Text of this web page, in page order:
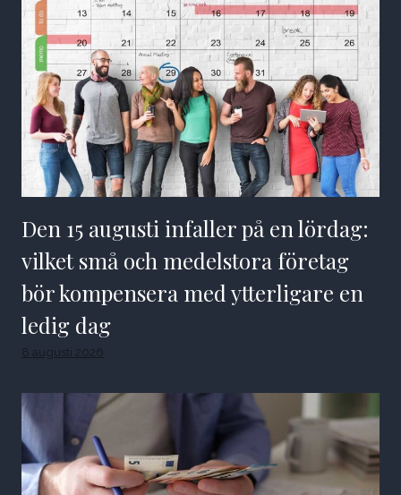
Den 15 augusti infaller på en lördag:
vilket små och medelstora företag
bör kompensera med ytterligare en
ledig dag
8 augusti 2026